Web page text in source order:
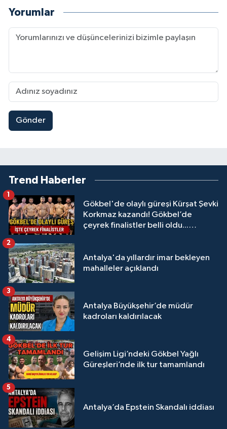
Yorumlar
Gönder
Trend Haberler
Gökbel'de olaylı güreşi Kürşat Şevki
Korkmaz kazandı! Gökbel’de
çeyrek finalistler belli oldu...
1
Antalya'da yıllardır imar bekleyen
mahalleler açıklandı
2
Antalya Büyükşehir’de müdür
kadroları kaldırılacak
3
Gelişim Ligi’ndeki Gökbel Yağlı
Güreşleri’nde ilk tur tamamlandı
4
Antalya’da Epstein Skandalı iddiası
5